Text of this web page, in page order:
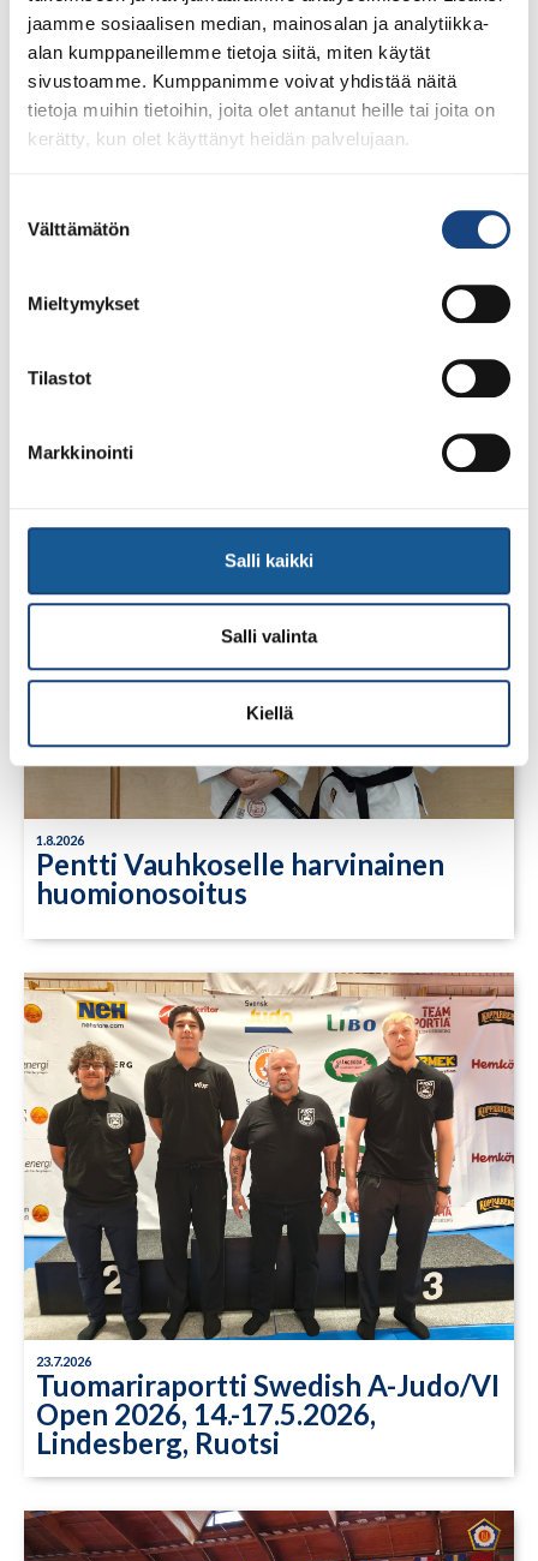
jaamme sosiaalisen median, mainosalan ja analytiikka-
alan kumppaneillemme tietoja siitä, miten käytät
sivustoamme. Kumppanimme voivat yhdistää näitä
tietoja muihin tietoihin, joita olet antanut heille tai joita on
kerätty, kun olet käyttänyt heidän palvelujaan.
valinta
Välttämätön
Mieltymykset
Tilastot
Markkinointi
Salli kaikki
Salli valinta
Kiellä
28.7.2026
Voit 1.8.2026 lähtien ostaa Judoliiton lisenssin kaudelle
lisenssit eivät siis [...]
1.8.2026
Pentti Vauhkoselle harvinainen
huomionosoitus
23.7.2026
Tuomariraportti Swedish A-Judo/VI
Open 2026, 14.-17.5.2026,
Lindesberg, Ruotsi